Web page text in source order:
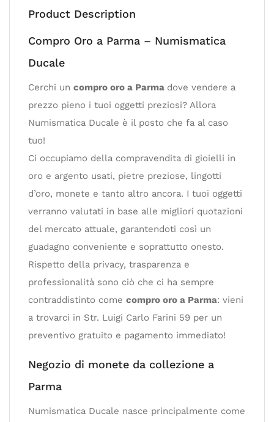
Product Description
Compro Oro a Parma – Numismatica
Ducale
Cerchi un compro oro a Parma dove vendere a
prezzo pieno i tuoi oggetti preziosi? Allora
Numismatica Ducale è il posto che fa al caso
tuo!
Ci occupiamo della compravendita di gioielli in
oro e argento usati, pietre preziose, lingotti
d’oro, monete e tanto altro ancora. I tuoi oggetti
verranno valutati in base alle migliori quotazioni
del mercato attuale, garantendoti così un
guadagno conveniente e soprattutto onesto.
Rispetto della privacy, trasparenza e
professionalità sono ciò che ci ha sempre
contraddistinto come compro oro a Parma: vieni
a trovarci in Str. Luigi Carlo Farini 59 per un
preventivo gratuito e pagamento immediato!
Negozio di monete da collezione a
Parma
Numismatica Ducale nasce principalmente come